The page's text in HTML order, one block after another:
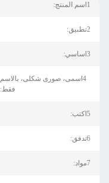
1اسم المنتج:
2تطبيق:
3اساسي:
4اسمى، صورى شكلى، بالاسم
فقط:
5اكتب:
6تدفق:
7مواد: